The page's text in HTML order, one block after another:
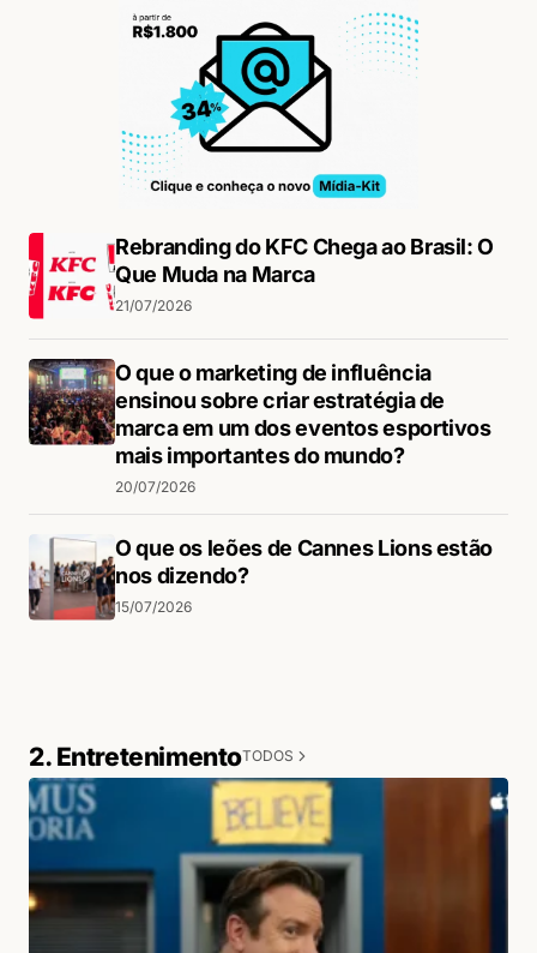
Rebranding do KFC Chega ao Brasil: O
Que Muda na Marca
21/07/2026
O que o marketing de influência
ensinou sobre criar estratégia de
marca em um dos eventos esportivos
mais importantes do mundo?
20/07/2026
O que os leões de Cannes Lions estão
nos dizendo?
15/07/2026
2. EntretenimentoTODOS